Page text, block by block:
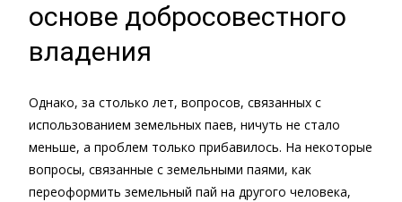
основе добросовестного
владения
Однако, за столько лет, вопросов, связанных с
использованием земельных паев, ничуть не стало
меньше, а проблем только прибавилось. На некоторые
вопросы, связанные с земельными паями, как
переоформить земельный пай на другого человека,